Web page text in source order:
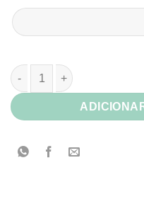
Papel Cartão FCard